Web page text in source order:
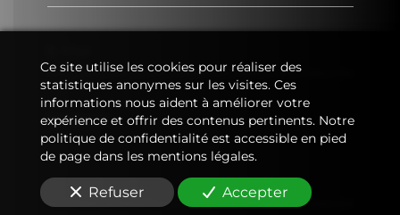
Message
Ce site utilise les cookies pour réaliser des
statistiques anonymes sur les visites. Ces
informations nous aident à améliorer votre
expérience et offrir des contenus pertinents. Notre
politique de confidentialité est accessible en pied
de page dans les mentions légales.
Refuser Accepter